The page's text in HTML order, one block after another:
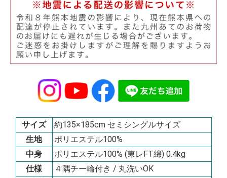
サイズ
約135×185cm セミシングルサイズ
生地
ポリエステル100%
中身
ポリエステル100% (東レFT綿) 0.4kg
仕様
４隅チー輪付き / 丸洗いOK